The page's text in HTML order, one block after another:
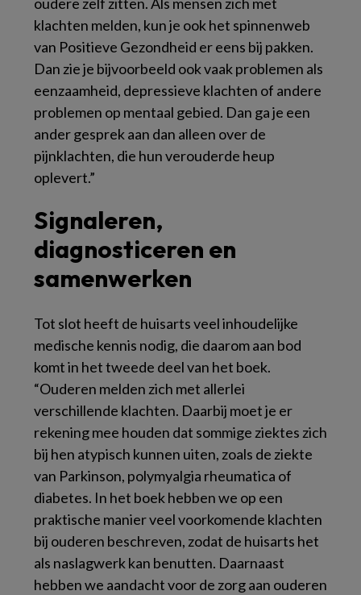
klachten melden, kun je ook het spinnenweb
van Positieve Gezondheid er eens bij pakken.
Dan zie je bijvoorbeeld ook vaak problemen als
eenzaamheid, depressieve klachten of andere
problemen op mentaal gebied. Dan ga je een
ander gesprek aan dan alleen over de
pijnklachten, die hun verouderde heup
oplevert.”
Signaleren,
diagnosticeren en
samenwerken
Tot slot heeft de huisarts veel inhoudelijke
medische kennis nodig, die daarom aan bod
komt in het tweede deel van het boek.
“Ouderen melden zich met allerlei
verschillende klachten. Daarbij moet je er
rekening mee houden dat sommige ziektes zich
bij hen atypisch kunnen uiten, zoals de ziekte
van Parkinson, polymyalgia rheumatica of
diabetes. In het boek hebben we op een
praktische manier veel voorkomende klachten
bij ouderen beschreven, zodat de huisarts het
als naslagwerk kan benutten. Daarnaast
hebben we aandacht voor de zorg aan ouderen